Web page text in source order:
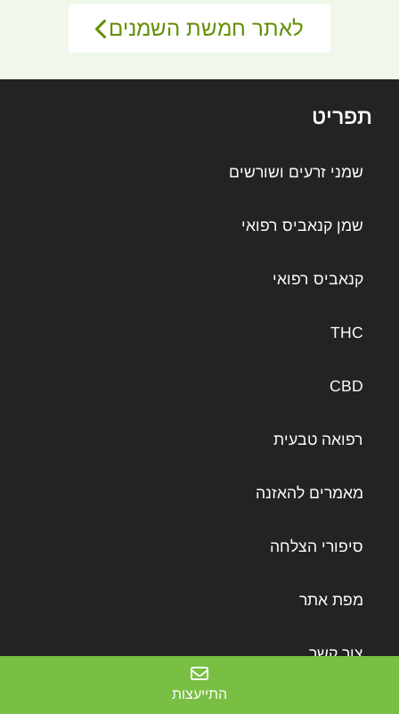
לאתר חמשת השמנים
תפריט
שמני זרעים ושורשים
שמן קנאביס רפואי
קנאביס רפואי
THC
CBD
רפואה טבעית
מאמרים להאזנה
סיפורי הצלחה
מפת אתר
צור קשר
התייעצות